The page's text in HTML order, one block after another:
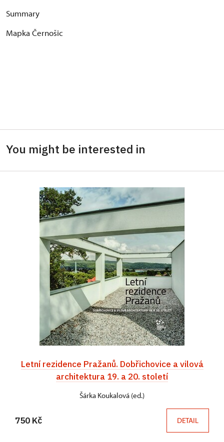
Summary
Mapka Černošic
You might be interested in
Letní rezidence Pražanů. Dobřichovice a vilová
architektura 19. a 20. století
Šárka Koukalová (ed.)
750 Kč DETAIL